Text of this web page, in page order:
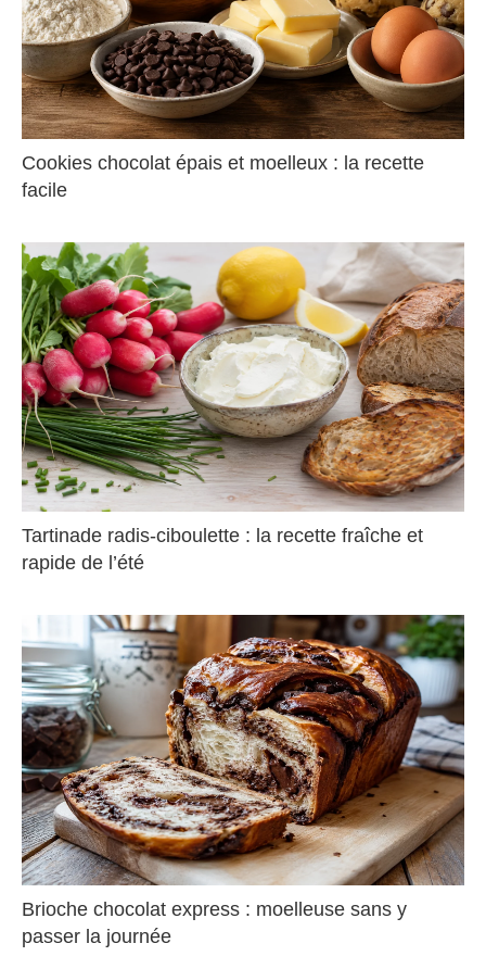
Cookies chocolat épais et moelleux : la recette
facile
Tartinade radis-ciboulette : la recette fraîche et
rapide de l’été
Brioche chocolat express : moelleuse sans y
passer la journée